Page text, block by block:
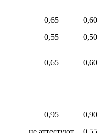
0,65
0,55
0,60
0,50
0,65 0,60
0,95
0,90